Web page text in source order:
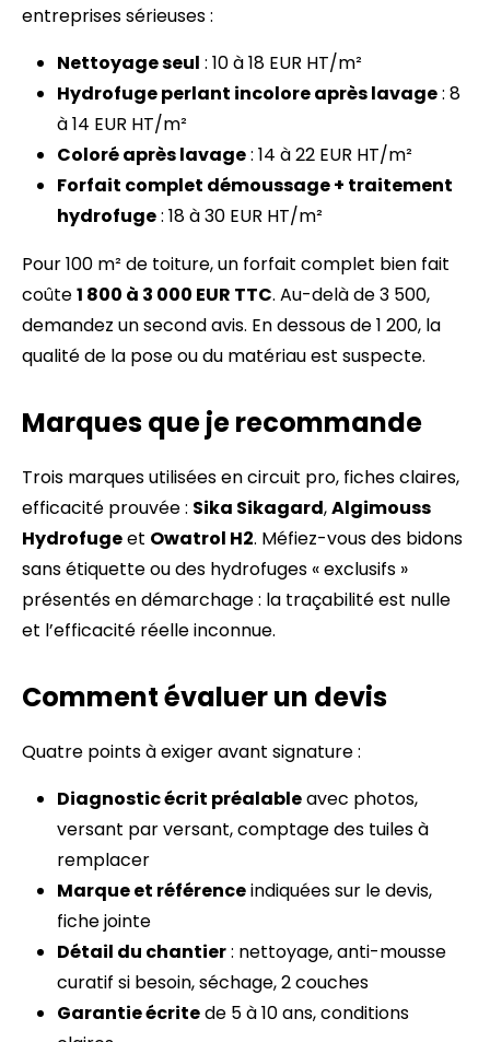
entreprises sérieuses :
Nettoyage seul : 10 à 18 EUR HT/m²
Hydrofuge perlant incolore après lavage: 8
à 14 EUR HT/m²
Coloré après lavage: 14 à 22 EUR HT/m²
Forfait complet démoussage + traitement
hydrofuge: 18 à 30 EUR HT/m²
Pour 100 m² de toiture, un forfait complet bien fait
coûte1 800 à 3 000 EUR TTC. Au-delà de 3 500,
demandez un second avis. En dessous de 1 200, la
qualité de la pose ou du matériau est suspecte.
Marques que je recommande
Trois marques utilisées en circuit pro, fiches claires,
efficacité prouvée : Sika Sikagard,Algimouss
Hydrofugeet Owatrol H2. Méfiez-vous des bidons
sans étiquette ou des hydrofuges « exclusifs »
présentés en démarchage : la traçabilité est nulle
et l’efficacité réelle inconnue.
Comment évaluer un devis
Quatre points à exiger avant signature :
Diagnostic écrit préalableavec photos,
versant par versant, comptage des tuiles à
remplacer
Marque et référenceindiquées sur le devis,
fiche jointe
Détail du chantier: nettoyage, anti-mousse
curatif si besoin, séchage, 2 couches
Garantie écritede 5 à 10 ans, conditions